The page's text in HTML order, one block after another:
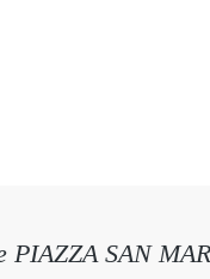
PIAZZA SAN